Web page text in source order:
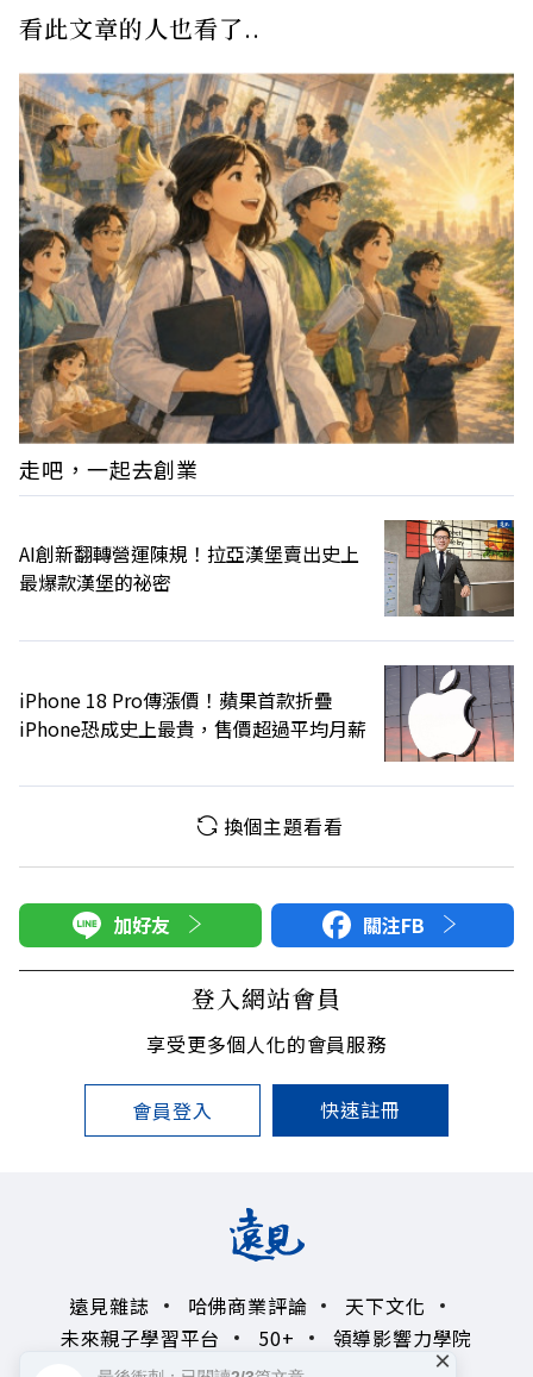
看此文章的人也看了..
走吧，一起去創業
AI創新翻轉營運陳規！拉亞漢堡賣出史上
最爆款漢堡的祕密
iPhone 18 Pro傳漲價！蘋果首款折疊
iPhone恐成史上最貴，售價超過平均月薪
換個主題看看
加好友 關注FB
登入網站會員
享受更多個人化的會員服務
會員登入 快速註冊
遠見雜誌 哈佛商業評論
天下文化
未來親子學習平台
50+ 領導影響力學院
×